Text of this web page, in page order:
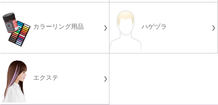
カラーリング用品 ハゲヅラ
エクステ